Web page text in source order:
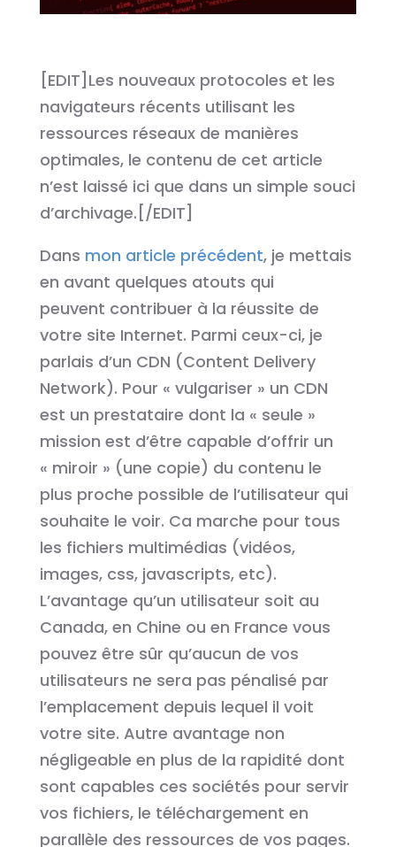
[EDIT]Les nouveaux protocoles et les
navigateurs récents utilisant les
ressources réseaux de manières
optimales, le contenu de cet article
n’est laissé ici que dans un simple souci
d’archivage.[/EDIT]
Dans mon article précédent, je mettais
en avant quelques atouts qui
peuvent contribuer à la réussite de
votre site Internet. Parmi ceux-ci, je
parlais d’un CDN (Content Delivery
Network). Pour « vulgariser » un CDN
est un prestataire dont la « seule »
mission est d’être capable d’offrir un
« miroir » (une copie) du contenu le
plus proche possible de l’utilisateur qui
souhaite le voir. Ca marche pour tous
les fichiers multimédias (vidéos,
images, css, javascripts, etc).
L’avantage qu’un utilisateur soit au
Canada, en Chine ou en France vous
pouvez être sûr qu’aucun de vos
utilisateurs ne sera pas pénalisé par
l’emplacement depuis lequel il voit
votre site. Autre avantage non
négligeable en plus de la rapidité dont
sont capables ces sociétés pour servir
vos fichiers, le téléchargement en
parallèle des ressources de vos pages.